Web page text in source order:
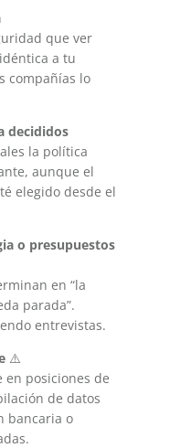
que ver
a tu
compañías lo
decididos
la política
aunque el
elegido desde el
o presupuestos
en “la
parada”.
entrevistas.
⚠️
en posiciones de
de datos
bancaria o